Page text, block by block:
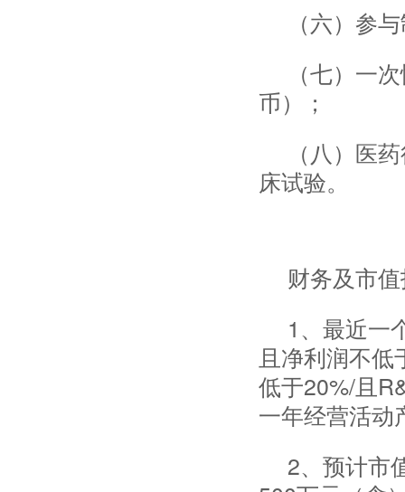
（六）参
（七）一
币）；
（八）医
床试验。
财务及市
1、最近一
且净利润不
低于20%/且
一年经营活动
2、预计市